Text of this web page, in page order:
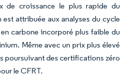
de croissance le plus rapide du
attribuée aux analyses du cycle
carbone incorporé plus faible du
Même avec un prix plus élevé
poursuivant des certifications zéro
le CFRT.